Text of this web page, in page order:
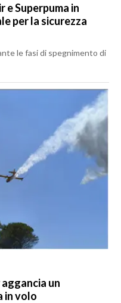
Superpuma in
per la sicurezza
le fasi di spegnimento di
un
in volo